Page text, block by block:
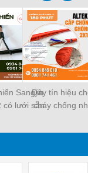
Sangjin
có lưới sẵn
Nai
Dây tín hiệu
cháy chống
Đà Nẵng, Huế,